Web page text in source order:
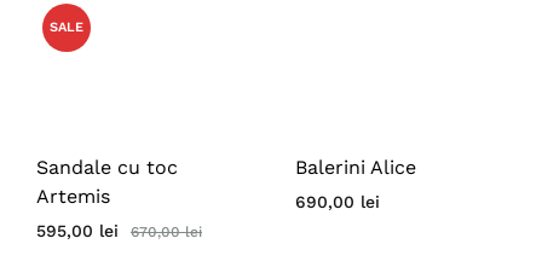
SALE
Sandale cu toc
Artemis
595,00 lei 670,00lei
Balerini Alice
690,00 lei